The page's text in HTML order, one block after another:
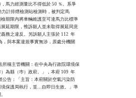
馬力經測量比不得低於 50 ％。系爭
動力計排煙檢測站檢測時，被判定馬
檢期限內將車輛維護至可達馬力比標準
展延期限，惟訴願人並未取得展延同意
務之違反。另訴願人主張於 112  年
，與本案違規事實無涉，原處分機關
所稱主管機關：在中央為行政院環境保
為縣（巿）政府。」，本府 109  年
公告：「主旨：本府關於空氣污染防
境保護局執行，並…自即日生效。」準